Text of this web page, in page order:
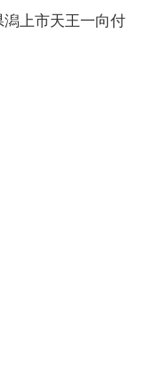
上市天王一向付